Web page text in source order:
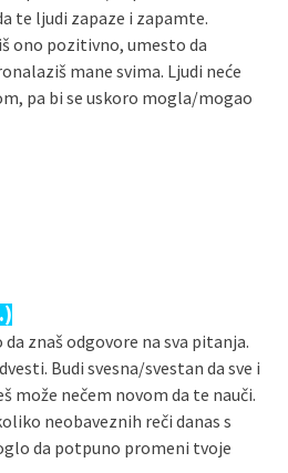
te ljudi zapaze i zapamte.
ono pozitivno, umesto da
mane svima. Ljudi neće
pa bi se uskoro mogla/mogao
da znaš odgovore na sva pitanja.
Budi svesna/svestan da sve i
može nečem novom da te nauči.
neobaveznih reči danas s
da potpuno promeni tvoje